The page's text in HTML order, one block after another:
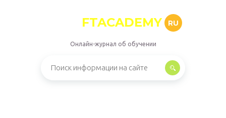
FTACADEMY RU
Онлайн-журнал об обучении